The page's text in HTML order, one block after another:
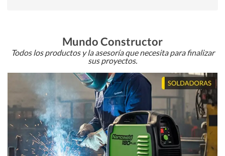
Mundo Constructor
Todos los productos y la asesoría que necesita para finalizar
sus proyectos.